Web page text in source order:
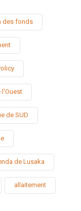
des fonds
l'Ouest
de SUD
de Lusaka
allaitement